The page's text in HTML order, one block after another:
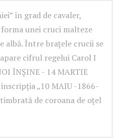
în grad de cavaler,
unei cruci malteze
albă. Între brațele crucii se
apare cifrul regelui Carol I
ÎNȘINE - 14 MARTIE
inscripția „10 MAIU -1866-
de coroana de oțel